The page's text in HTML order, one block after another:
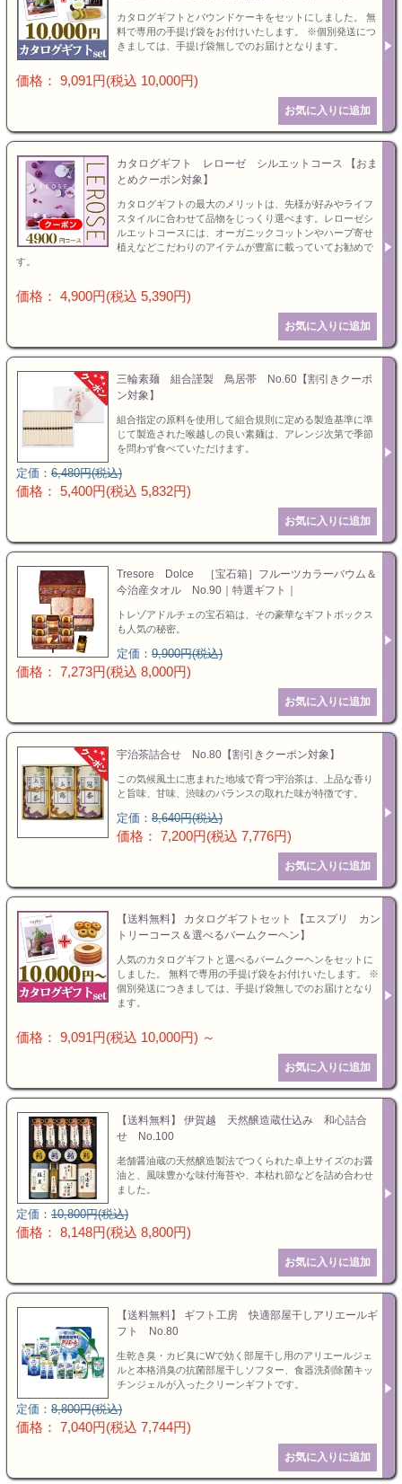
カタログギフトとパウンドケーキをセットにしました。 無
料で専用の手提げ袋をお付けいたします。 ※個別発送につ
きましては、手提げ袋無しでのお届けとなります。
価格： 9,091円(税込 10,000円)
カタログギフト レローゼ シルエットコース 【おま
とめクーポン対象】
カタログギフトの最大のメリットは、先様が好みやライフ
スタイルに合わせて品物をじっくり選べます。レローゼシ
ルエットコースには、オーガニックコットンやハーブ寄せ
植えなどこだわりのアイテムが豊富に載っていてお勧めで
す。
価格： 4,900円(税込 5,390円)
三輪素麺 組合謹製 鳥居帯 No.60【割引きクーポ
ン対象】
組合指定の原料を使用して組合規則に定める製造基準に準
じて製造された喉越しの良い素麺は、アレンジ次第で季節
を問わず食べていただけます。
定価： 6,480円(税込)
価格： 5,400円(税込 5,832円)
Tresore Dolce ［宝石箱］フルーツカラーバウム＆
今治産タオル No.90｜特選ギフト｜
トレゾアドルチェの宝石箱は、その豪華なギフトボックス
も人気の秘密。
定価： 9,900円(税込)
価格： 7,273円(税込 8,000円)
宇治茶詰合せ No.80【割引きクーポン対象】
この気候風土に恵まれた地域で育つ宇治茶は、上品な香り
と旨味、甘味、渋味のバランスの取れた味が特徴です。
定価： 8,640円(税込)
価格： 7,200円(税込 7,776円)
【送料無料】 カタログギフトセット 【エスプリ カン
トリーコース＆選べるバームクーヘン】
人気のカタログギフトと選べるバームクーヘンをセットに
しました。 無料で専用の手提げ袋をお付けいたします。 ※
個別発送につきましては、手提げ袋無しでのお届けとなり
ます。
価格： 9,091円(税込 10,000円) ～
【送料無料】 伊賀越 天然醸造蔵仕込み 和心詰合
せ No.100
老舗醤油蔵の天然醸造製法でつくられた卓上サイズのお醤
油と、風味豊かな味付海苔や、本枯れ節などを詰め合わせ
ました。
定価： 10,800円(税込)
価格： 8,148円(税込 8,800円)
【送料無料】 ギフト工房 快適部屋干しアリエールギ
フト No.80
生乾き臭・カビ臭にWで効く部屋干し用のアリエールジェ
ルと本格消臭の抗菌部屋干しソフター、食器洗剤除菌キッ
チンジェルが入ったクリーンギフトです。
定価： 8,800円(税込)
価格： 7,040円(税込 7,744円)